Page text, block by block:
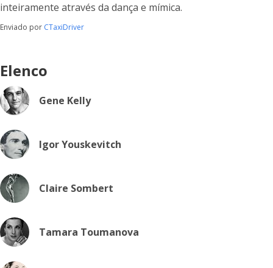
inteiramente através da dança e mímica.
Enviado por CTaxiDriver
Elenco
Gene Kelly
Igor Youskevitch
Claire Sombert
Tamara Toumanova